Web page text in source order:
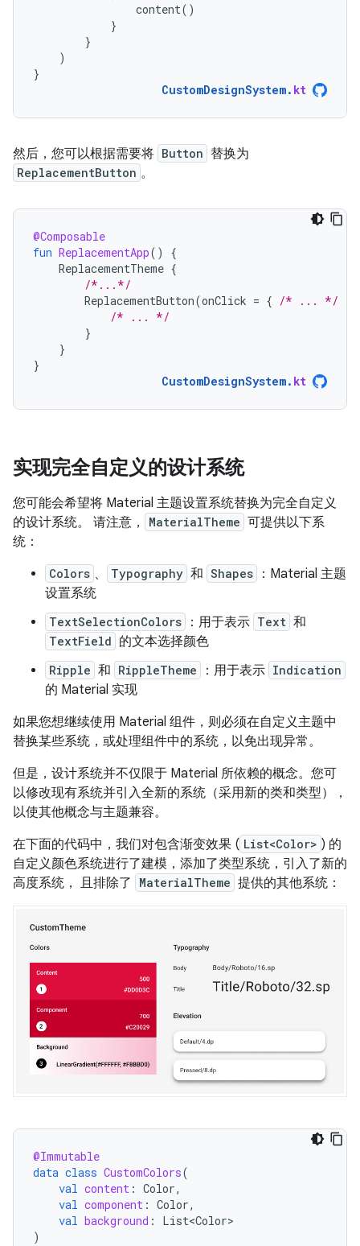
content()
}
}
)
}
CustomDesignSystem. kt
然后，您可以根据需要将 Button 替换为
ReplacementButton 。
@Composable
fun ReplacementApp()
{
ReplacementTheme {
/*...*/
ReplacementButton(onClick = { /* ... */
/* ... */
}
}
}
CustomDesignSystem. kt
实现完全自定义的设计系统
您可能会希望将 Material 主题设置系统替换为完全自定义
的设计系统。 请注意，
MaterialTheme 可提供以下系
统：
Colors 、 Typography 和 Shapes
：Material 主题
设置系统
TextSelectionColors ：用于表示 Text 和
TextField 的文本选择颜色
Ripple 和 RippleTheme ：用于表示 Indication
的 Material 实现
如果您想继续使用 Material 组件，则必须在自定义主题中
替换某些系统，或处理组件中的系统，以免出现异常。
但是，设计系统并不仅限于 Material 所依赖的概念。您可
以修改现有系统并引入全新的系统（采用新的类和类型），
以使其他概念与主题兼容。
在下面的代码中，我们对包含渐变效果 ( List<Color> ) 的
自定义颜色系统进行了建模，添加了类型系统，引入了新的
高度系统， 且排除了
MaterialTheme 提供的其他系统：
@Immutable
data class CustomColors(
val content : Color,
val component : Color,
val background :
List<Color>
)